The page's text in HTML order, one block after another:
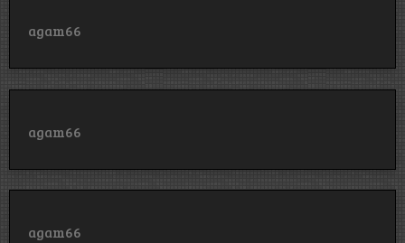
agam66
agam66
agam66